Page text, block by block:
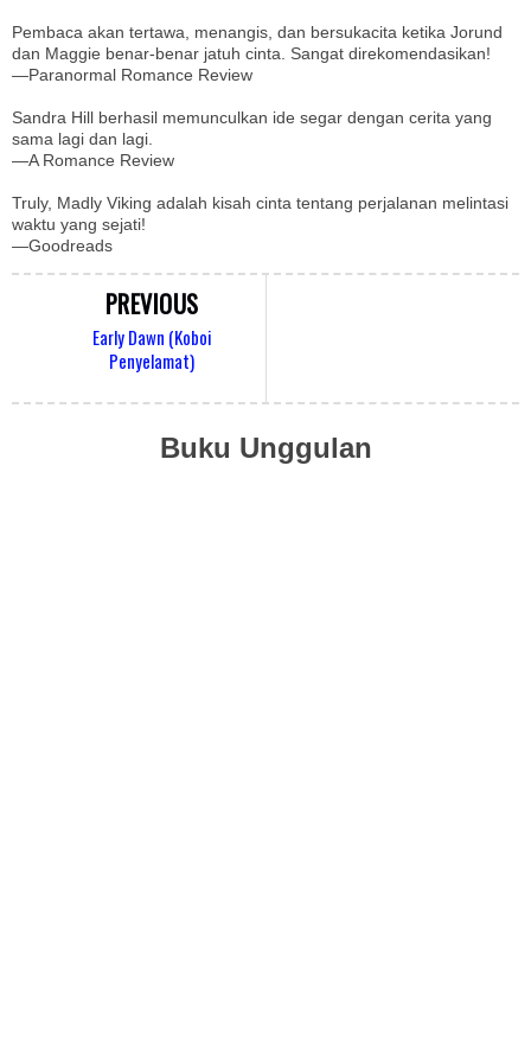
Pembaca akan tertawa, menangis, dan bersukacita ketika Jorund
dan Maggie benar-benar jatuh cinta. Sangat direkomendasikan!
—Paranormal Romance Review
Sandra Hill berhasil memunculkan ide segar dengan cerita yang
sama lagi dan lagi.
—A Romance Review
Truly, Madly Viking adalah kisah cinta tentang perjalanan melintasi
waktu yang sejati!
—Goodreads
PREVIOUS
Early Dawn (Koboi
Penyelamat)
Buku Unggulan